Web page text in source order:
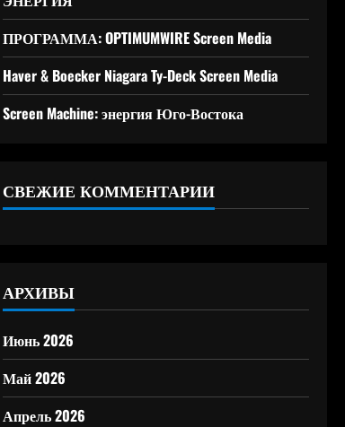
ПРОГРАММА: OPTIMUMWIRE Screen Media
Haver & Boecker Niagara Ty-Deck Screen Media
Screen Machine: энергия Юго-Востока
СВЕЖИЕ КОММЕНТАРИИ
АРХИВЫ
Июнь 2026
Май 2026
Апрель 2026